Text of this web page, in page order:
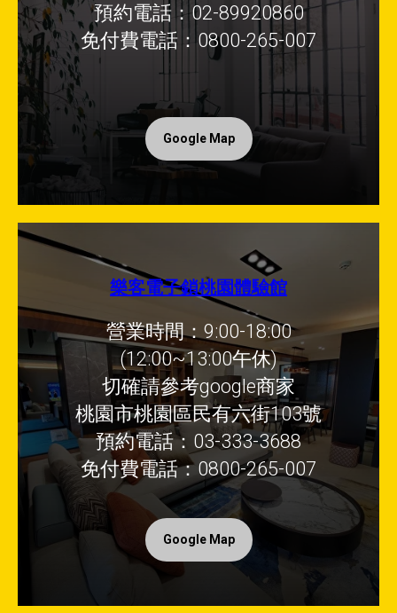
預約電話：02-89920860
免付費電話：0800-265-007
Google Map
樂客電子鎖桃園體驗館
營業時間：9:00-18:00
(12:00~13:00午休)
切確請參考google商家
桃園市桃園區民有六街103號
預約電話：03-333-3688
免付費電話：0800-265-007
Google Map